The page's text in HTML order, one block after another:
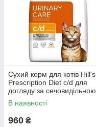
Сухий корм для котів Hill's
Prescription Diet c/d для
догляду за сечовидільною
системою з куркою 1,5 кг
В наявності
960 ₴